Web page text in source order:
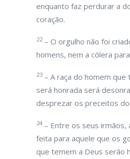
enquanto faz perdurar a
coração.
22– O orgulho não foi
homens, nem a cólera
23 – A raça do homem que
será honrada será
desprezar os preceitos do
24 – Entre os seus irmãos,
feita para aquele que os
que temem a Deus serão